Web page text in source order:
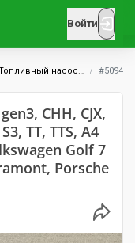
Войти
насос высокого давления (ТНВД) #5094
СHH, CJX,
TT, TTS, A4
Golf 7
Porsche